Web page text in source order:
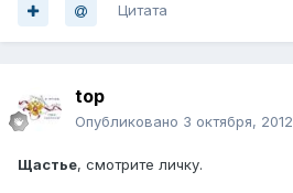
Цитата
top
Опубликовано 3 октября, 2012
Щастье, смотрите личку.